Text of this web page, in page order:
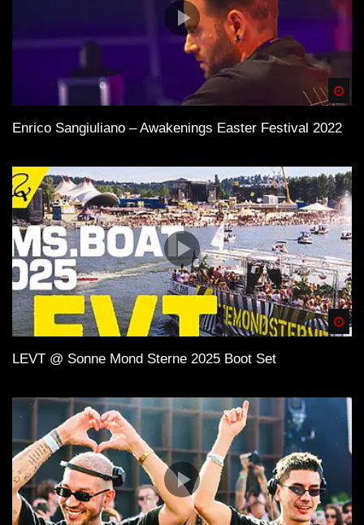
Enrico Sangiuliano – Awakenings Easter Festival 2022
LEVT @ Sonne Mond Sterne 2025 Boot Set